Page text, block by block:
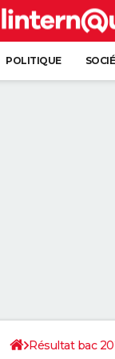
POLITIQUE
Résultat bac